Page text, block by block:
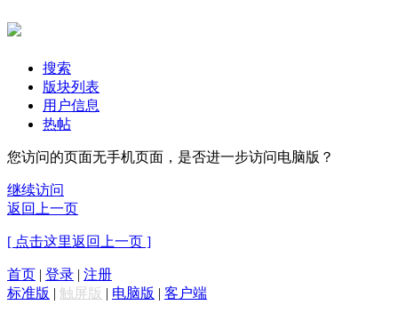
搜索
版块列表
用户信息
热帖
您访问的页面无手机页面，是否进一步访问电脑版？
继续访问
返回上一页
[ 点击这里返回上一页 ]
首页 | 登录 | 注册
标准版 | 触屏版 | 电脑版 | 客户端